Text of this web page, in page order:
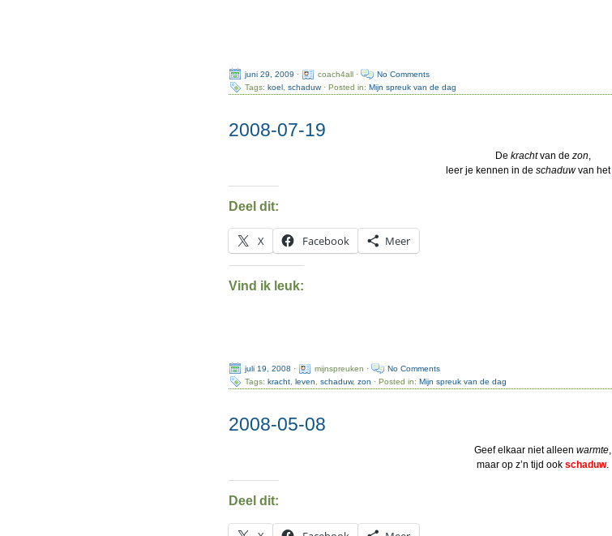
juni 29, 2009 · coach4all ·
No Comments
Tags:koel ,schaduw· Posted in:Mijn spreuk van de dag
2008-07-19
De krachtvan de zon,
leer je kennen in de schaduwvan het
Deel dit:
X Facebook Meer
Vind ik leuk:
juli 19, 2008 · mijnspreuken ·
No Comments
Tags:kracht ,leven ,schaduw,zon · Posted in:Mijn spreuk van de dag
2008-05-08
Geef elkaar niet alleenwarmte,
maar op z’n tijd ookschaduw.
Deel dit: